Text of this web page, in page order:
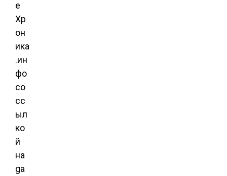
е
Хр
он
ика
.ин
фо
со
сс
ыл
ко
й
на
ga